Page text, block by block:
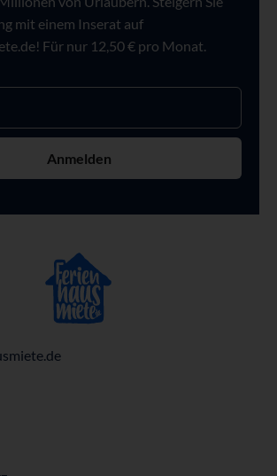
mit einem Inserat auf
Für nur 12,50 € pro Monat.
Anmelden